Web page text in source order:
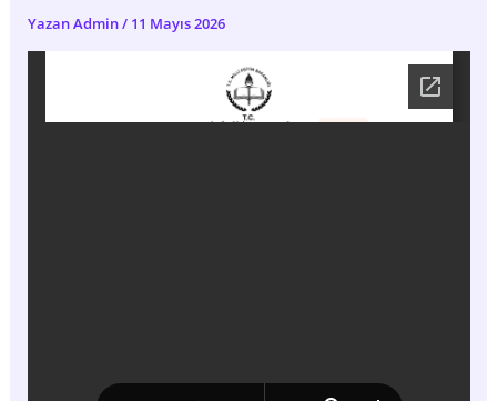
YazanAdmin/ 11 Mayıs 2026